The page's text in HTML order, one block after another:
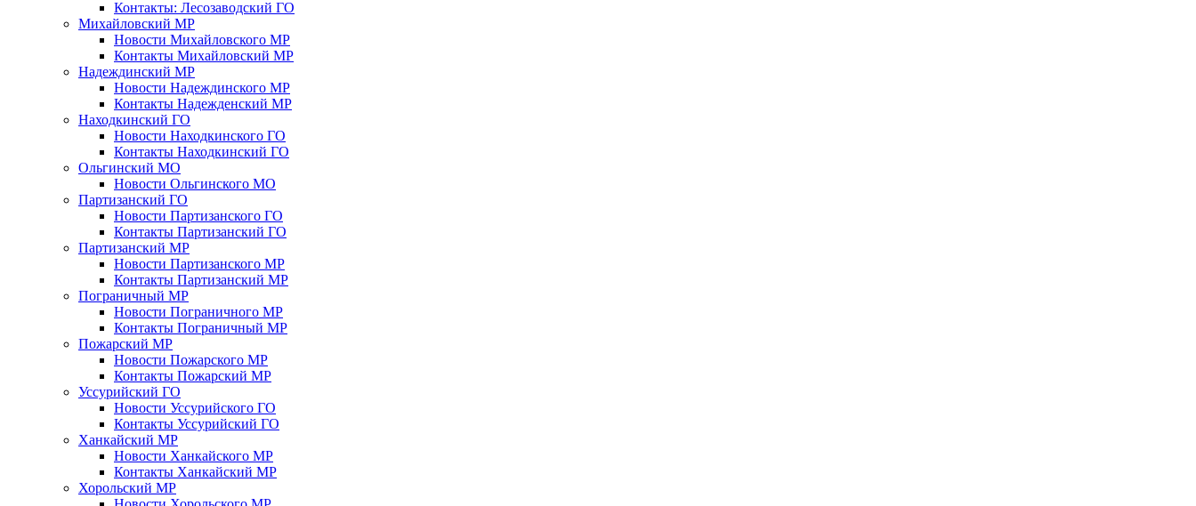
Контакты: Лесозаводский ГО
Михайловский МР
Новости Михайловского МР
Контакты Михайловский МР
Надеждинский МР
Новости Надеждинского МР
Контакты Надежденский МР
Находкинский ГО
Новости Находкинского ГО
Контакты Находкинский ГО
Ольгинский МО
Новости Ольгинского МО
Партизанский ГО
Новости Партизанского ГО
Контакты Партизанский ГО
Партизанский МР
Новости Партизанского МР
Контакты Партизанский МР
Пограничный МР
Новости Пограничного МР
Контакты Пограничный МР
Пожарский МР
Новости Пожарского МР
Контакты Пожарский МР
Уссурийский ГО
Новости Уссурийского ГО
Контакты Уссурийский ГО
Ханкайский МР
Новости Ханкайского МР
Контакты Ханкайский МР
Хорольский МР